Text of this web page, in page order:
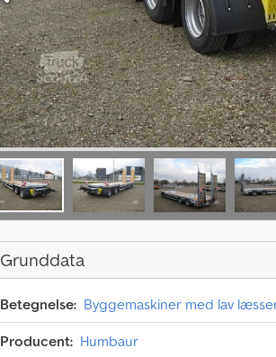
Grunddata
Betegnelse: Byggemaskiner med lav
Producent: Humbaur